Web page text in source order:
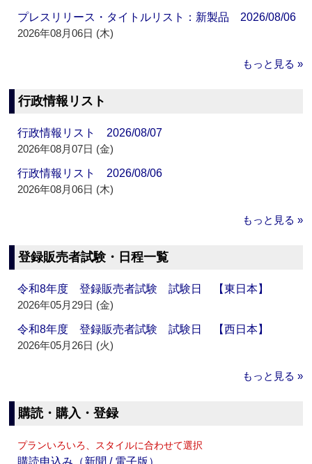
プレスリリース・タイトルリスト：新製品 2026/08/06
2026年08月06日 (木)
もっと見る »
行政情報リスト
行政情報リスト 2026/08/07
2026年08月07日 (金)
行政情報リスト 2026/08/06
2026年08月06日 (木)
もっと見る »
登録販売者試験・日程一覧
令和8年度 登録販売者試験 試験日 【東日本】
2026年05月29日 (金)
令和8年度 登録販売者試験 試験日 【西日本】
2026年05月26日 (火)
もっと見る »
購読・購入・登録
プランいろいろ、スタイルに合わせて選択